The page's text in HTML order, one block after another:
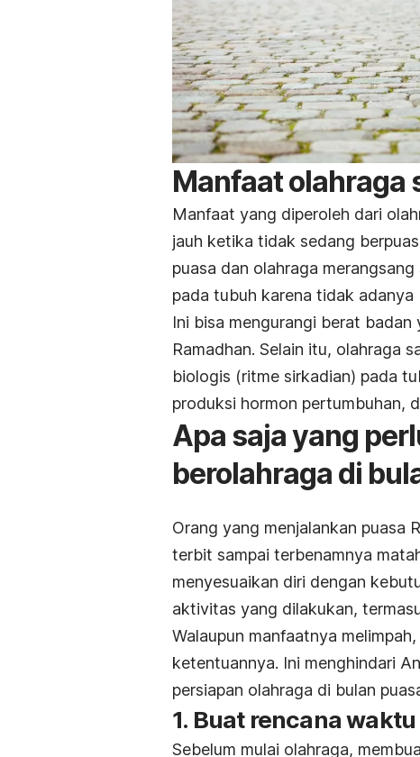
Manfaat olahraga
Manfaat yang diperoleh dari
jauh ketika tidak sedang
puasa dan olahraga
pada tubuh karena tidak adanya
Ini bisa mengurangi berat
Ramadhan. Selain itu, olahraga
biologis (ritme sirkadian) pada
produksi hormon pertumbuhan,
Apa saja yang
berolahraga di
Orang yang menjalankan puasa
terbit sampai terbenamnya
menyesuaikan diri dengan
aktivitas yang dilakukan,
Walaupun manfaatnya
ketentuannya. Ini menghindari
persiapan olahraga di bulan
1. Buat rencana
Sebelum mulai olahraga,